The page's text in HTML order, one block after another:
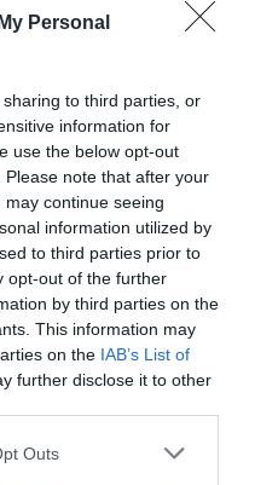
Personal
to third parties, or
information for
use the below opt-out
note that after your
continue seeing
information utilized by
to third parties prior to
opt-out of the further
by third parties on the
This information may
on the IAB’s List of
further disclose it to other
one or more Google
Outs
ΝΕΑ
Το